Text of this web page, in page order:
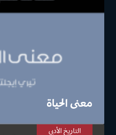
معنى الحياة
التاريخ الأدبي